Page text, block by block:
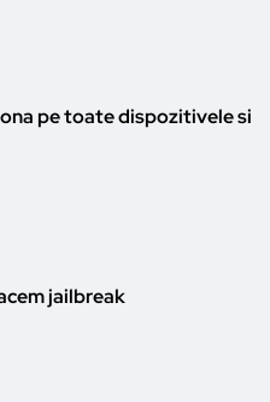
pe toate dispozitivele si
jailbreak